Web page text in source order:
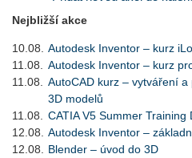
Nejbližší akce
10.08.
Autodesk Inventor – kurz
11.08.
Autodesk Inventor – kurz
11.08.
AutoCAD kurz – vytváření a
3D modelů
11.08.
CATIA V5 Summer Training
12.08.
Autodesk Inventor –
12.08.
Blender – úvod do 3D